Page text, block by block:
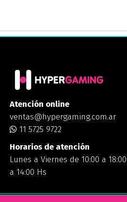
Atención online
ventas@hypergaming.com.ar
11 5725 9722
Horarios de atención
Lunes a Viernes de 10:00 a
a 14:00 Hs